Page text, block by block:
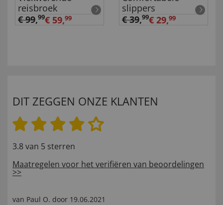
reisbroek
€ 99,99€ 59,99
slippers
€ 39,99€ 29,99
DIT ZEGGEN ONZE KLANTEN
3.8 van 5 sterren
Maatregelen voor het verifiëren van beoordelingen
>>
van Paul O. door 19.06.2021